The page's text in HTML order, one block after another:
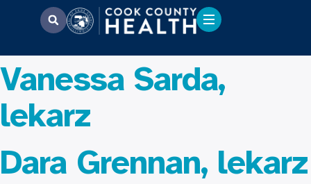
Vanessa Sarda,
lekarz
Dara Grennan, lekarz